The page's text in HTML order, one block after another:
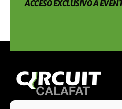
ACCESO EXCLUSIVO A